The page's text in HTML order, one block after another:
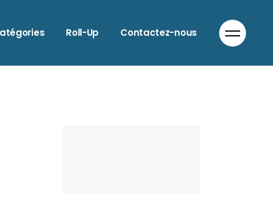
Roll-Up Contactez-nous